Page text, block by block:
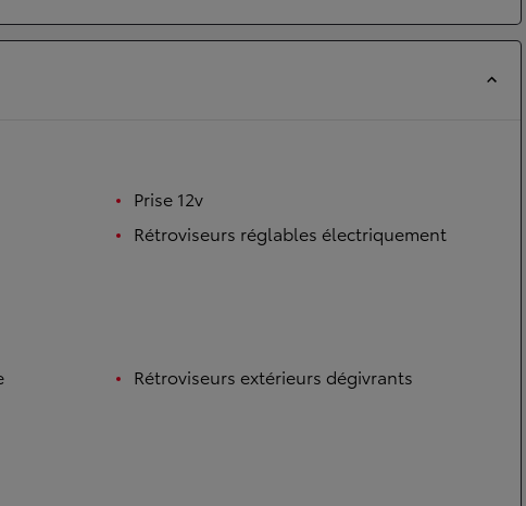
Prise 12v
Rétroviseurs réglables électriquement
Rétroviseurs extérieurs dégivrants